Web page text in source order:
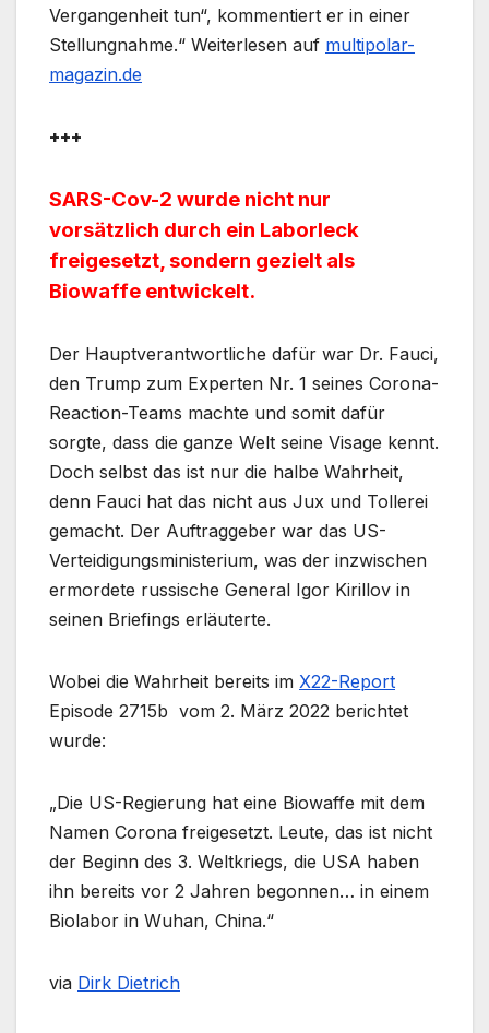
Vergangenheit tun“, kommentiert er in einer
Stellungnahme.“ Weiterlesen auf multipolar-
magazin.de
+++
SARS-Cov-2 wurde nicht nur
vorsätzlich durch ein Laborleck
freigesetzt, sondern gezielt als
Biowaffe entwickelt.
Der Hauptverantwortliche dafür war Dr. Fauci,
den Trump zum Experten Nr. 1 seines Corona-
Reaction-Teams machte und somit dafür
sorgte, dass die ganze Welt seine Visage kennt.
Doch selbst das ist nur die halbe Wahrheit,
denn Fauci hat das nicht aus Jux und Tollerei
gemacht. Der Auftraggeber war das US-
Verteidigungsministerium, was der inzwischen
ermordete russische General Igor Kirillov in
seinen Briefings erläuterte.
Wobei die Wahrheit bereits im X22-Report
Episode 2715b vom 2. März 2022 berichtet
wurde:
„Die US-Regierung hat eine Biowaffe mit dem
Namen Corona freigesetzt. Leute, das ist nicht
der Beginn des 3. Weltkriegs, die USA haben
ihn bereits vor 2 Jahren begonnen… in einem
Biolabor in Wuhan, China.“
via Dirk Dietrich